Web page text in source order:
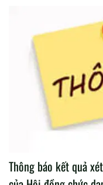
Thông báo kết quả